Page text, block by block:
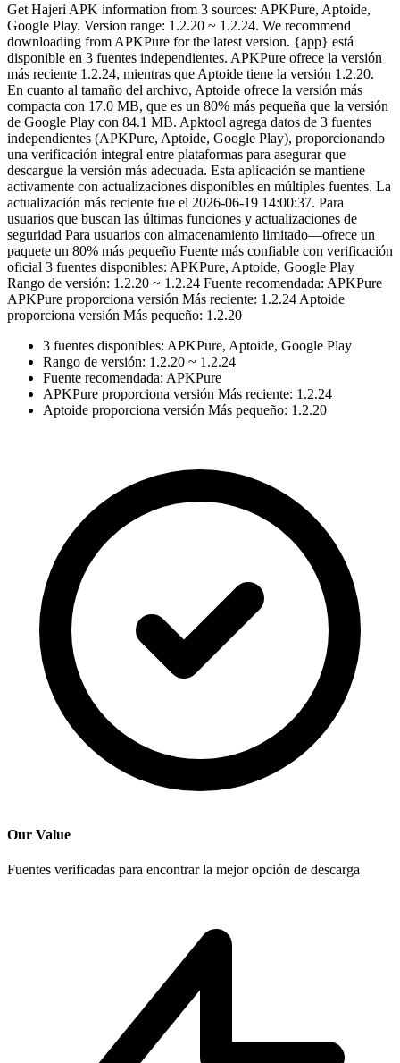
Get Hajeri APK information from 3 sources: APKPure, Aptoide,
Google Play. Version range: 1.2.20 ~ 1.2.24. We recommend
downloading from APKPure for the latest version. {app} está
disponible en 3 fuentes independientes. APKPure ofrece la versión
más reciente 1.2.24, mientras que Aptoide tiene la versión 1.2.20.
En cuanto al tamaño del archivo, Aptoide ofrece la versión más
compacta con 17.0 MB, que es un 80% más pequeña que la versión
de Google Play con 84.1 MB. Apktool agrega datos de 3 fuentes
independientes (APKPure, Aptoide, Google Play), proporcionando
una verificación integral entre plataformas para asegurar que
descargue la versión más adecuada. Esta aplicación se mantiene
activamente con actualizaciones disponibles en múltiples fuentes. La
actualización más reciente fue el 2026-06-19 14:00:37. Para
usuarios que buscan las últimas funciones y actualizaciones de
seguridad Para usuarios con almacenamiento limitado—ofrece un
paquete un 80% más pequeño Fuente más confiable con verificación
oficial 3 fuentes disponibles: APKPure, Aptoide, Google Play
Rango de versión: 1.2.20 ~ 1.2.24 Fuente recomendada: APKPure
APKPure proporciona versión Más reciente: 1.2.24 Aptoide
proporciona versión Más pequeño: 1.2.20
3 fuentes disponibles: APKPure, Aptoide, Google Play
Rango de versión: 1.2.20 ~ 1.2.24
Fuente recomendada: APKPure
APKPure proporciona versión Más reciente: 1.2.24
Aptoide proporciona versión Más pequeño: 1.2.20
Our Value
Fuentes verificadas para encontrar la mejor opción de descarga